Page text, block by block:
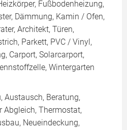
Fußbodenheizung,
Dämmung, Kamin / Ofen,
Architekt, Türen,
Parkett, PVC / Vinyl,
Carport, Solarcarport,
Wintergarten
Austausch, Beratung,
Abgleich, Thermostat,
Neueindeckung,